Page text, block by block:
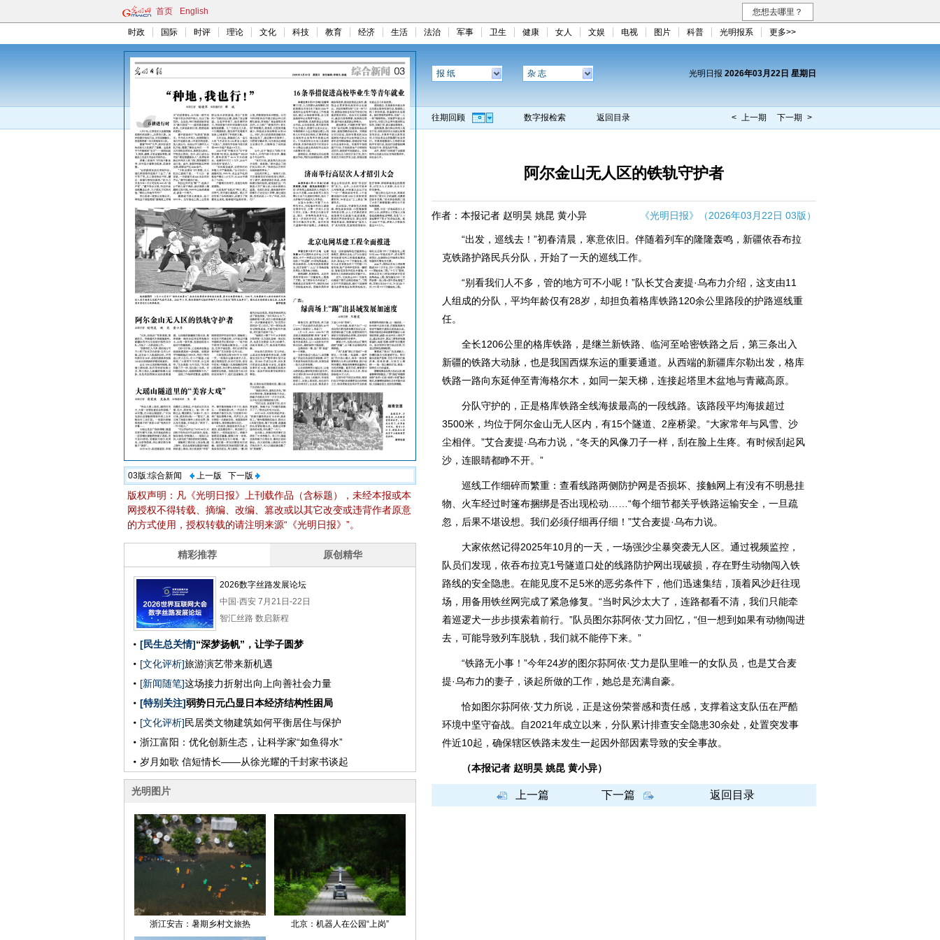
首页 English 您想去哪里？
时政 国际 时评 理论 文化 科技 教育 经济 生活 法治 军事 卫生 健康 女人 文娱 电视 图片 科普 光明报系 更多>>
03版:综合新闻 上一版 下一版
版权声明：凡《光明日报》上刊载作品（含标题），未经本报或本
网授权不得转载、摘编、改编、篡改或以其它改变或违背作者原意
的方式使用，授权转载的请注明来源“《光明日报》”。
报 纸 杂 志 光明日报 2026年03月22日 星期日
往期回顾 数字报检索 返回目录 < 上一期 下一期 >
阿尔金山无人区的铁轨守护者
作者：本报记者 赵明昊 姚昆 黄小异 《光明日报》（2026年03月22日 03版）
“出发，巡线去！”初春清晨，寒意依旧。伴随着列车的隆隆轰鸣，新疆依吞布拉
克铁路护路民兵分队，开始了一天的巡线工作。
“别看我们人不多，管的地方可不小呢！”队长艾合麦提·乌布力介绍，这支由11
人组成的分队，平均年龄仅有28岁，却担负着格库铁路120余公里路段的护路巡线重
任。
全长1206公里的格库铁路，是继兰新铁路、临河至哈密铁路之后，第三条出入
新疆的铁路大动脉，也是我国西煤东运的重要通道。从西端的新疆库尔勒出发，格库
铁路一路向东延伸至青海格尔木，如同一架天梯，连接起塔里木盆地与青藏高原。
分队守护的，正是格库铁路全线海拔最高的一段线路。该路段平均海拔超过
3500米，均位于阿尔金山无人区内，有15个隧道、2座桥梁。“大家常年与风雪、沙
尘相伴。”艾合麦提·乌布力说，“冬天的风像刀子一样，刮在脸上生疼。有时候刮起风
沙，连眼睛都睁不开。”
巡线工作细碎而繁重：查看线路两侧防护网是否损坏、接触网上有没有不明悬挂
物、火车经过时篷布捆绑是否出现松动……“每个细节都关乎铁路运输安全，一旦疏
忽，后果不堪设想。我们必须仔细再仔细！”艾合麦提·乌布力说。
大家依然记得2025年10月的一天，一场强沙尘暴突袭无人区。通过视频监控，
队员们发现，依吞布拉克1号隧道口处的线路防护网出现破损，存在野生动物闯入铁
路线的安全隐患。在能见度不足5米的恶劣条件下，他们迅速集结，顶着风沙赶往现
场，用备用铁丝网完成了紧急修复。“当时风沙太大了，连路都看不清，我们只能牵
着巡逻犬一步步摸索着前行。”队员图尔荪阿依·艾力回忆，“但一想到如果有动物闯进
去，可能导致列车脱轨，我们就不能停下来。”
“铁路无小事！”今年24岁的图尔荪阿依·艾力是队里唯一的女队员，也是艾合麦
提·乌布力的妻子，谈起所做的工作，她总是充满自豪。
恰如图尔荪阿依·艾力所说，正是这份荣誉感和责任感，支撑着这支队伍在严酷
环境中坚守奋战。自2021年成立以来，分队累计排查安全隐患30余处，处置突发事
件近10起，确保辖区铁路未发生一起因外部因素导致的安全事故。
（本报记者 赵明昊 姚昆 黄小异）
上一篇 下一篇 返回目录